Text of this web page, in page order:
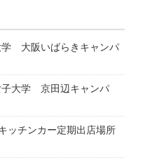
学 大阪いばらきキャンパ
子大学 京田辺キャンパ
ッチンカー定期出店場所